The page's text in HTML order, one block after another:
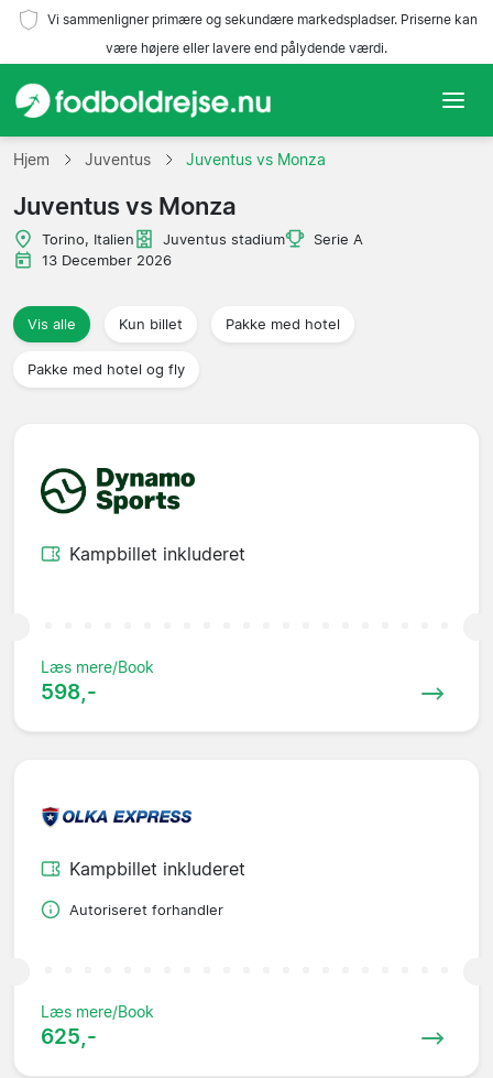
Vi sammenligner primære og sekundære markedspladser. Priserne kan
være højere eller lavere end pålydende værdi.
Hjem
Hold
Ligaer
Rejsebureauer
Hjem Juventus Juventus vs Monza
Juventus vs Monza
Torino, Italien Juventus stadium
Serie A
13 December 2026
Vis alle Kun billet Pakke med hotel
Pakke med hotel og fly
Kampbillet inkluderet
Læs mere/Book
598,-
Kampbillet inkluderet
Autoriseret forhandler
Læs mere/Book
625,-